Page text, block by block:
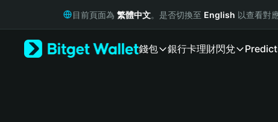
Русский
目前頁面為 繁體中文。是否切換至 English 以查看對
錢包 銀行卡理財閃兌